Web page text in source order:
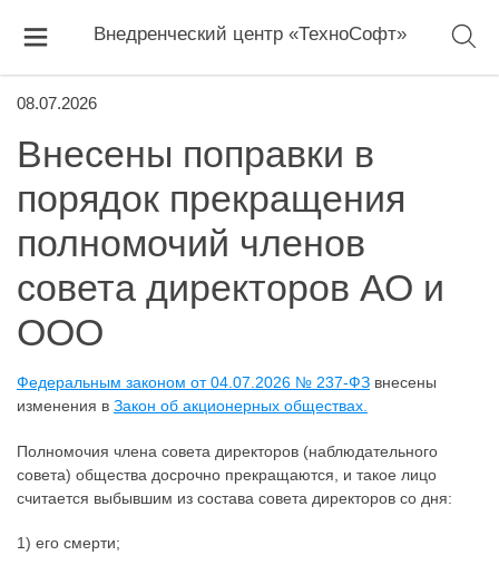
Внедренческий центр «ТехноСофт»
08.07.2026
Внесены поправки в
порядок прекращения
полномочий членов
совета директоров АО и
ООО
Федеральным законом от 04.07.2026 № 237-ФЗ внесены
изменения в Закон об акционерных обществах.
Полномочия члена совета директоров (наблюдательного
совета) общества досрочно прекращаются, и такое лицо
считается выбывшим из состава совета директоров со дня:
1) его смерти;